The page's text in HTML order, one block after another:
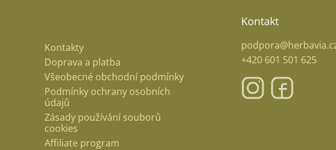
Kontakty
Doprava a platba
Všeobecné obchodní podmínky
Podmínky ochrany osobních
údajů
Zásady používání souborů
cookies
Affiliate program
Kontakt
+420 601 501 625